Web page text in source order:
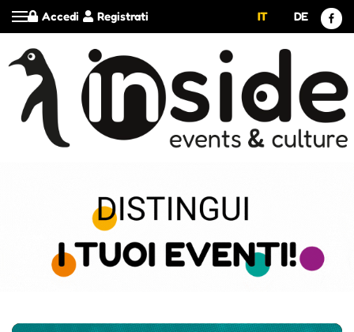
Registrati
Accedi IT DE